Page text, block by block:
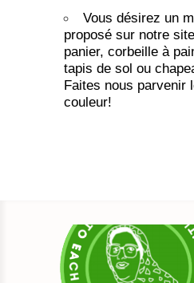
Vous désirez un
proposé sur notre
panier, corbeille à
tapis de sol ou
Faites nous parvenir
couleur!